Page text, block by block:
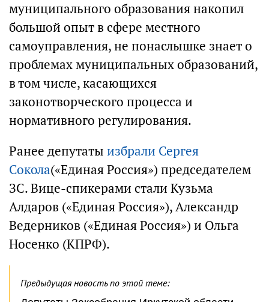
муниципального образования накопил
большой опыт в сфере местного
самоуправления, не понаслышке знает о
проблемах муниципальных образований,
в том числе, касающихся
законотворческого процесса и
нормативного регулирования.
Ранее депутаты избрали Сергея
Сокола(«Единая Россия») председателем
ЗС. Вице-спикерами стали Кузьма
Алдаров («Единая Россия»), Александр
Ведерников («Единая Россия») и Ольга
Носенко (КПРФ).
Предыдущая новость по этой теме: